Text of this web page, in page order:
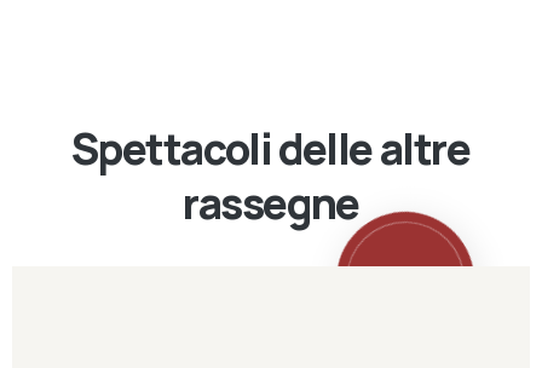
Spettacoli delle altre
rassegne